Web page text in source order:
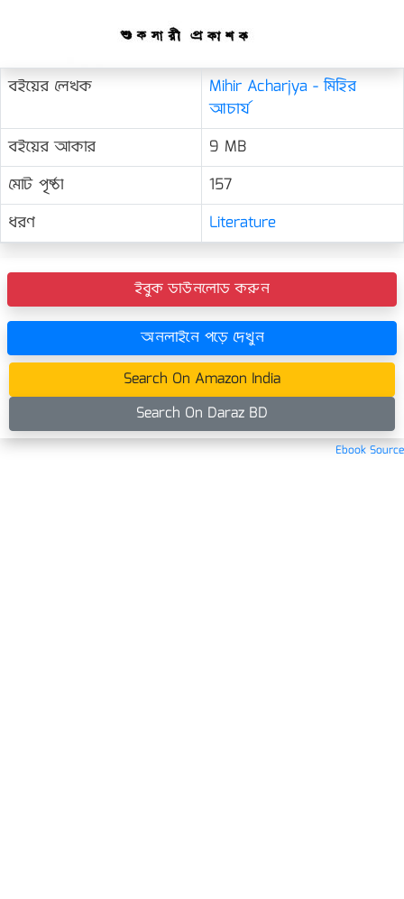
বইয়ের লেখক
Mihir Acharjya - মিহির
আচার্য
বইয়ের আকার
9 MB
মোট পৃষ্ঠা
157
ধরণ
Literature
ইবুক ডাউনলোড করুন
অনলাইনে পড়ে দেখুন
Search On Amazon India
Search On Daraz BD
Ebook Source